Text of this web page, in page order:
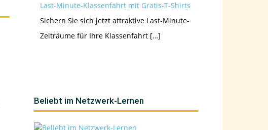
Last-Minute-Klassenfahrt mit Gratis-T-Shirts
Sichern Sie sich jetzt attraktive Last-Minute-
Zeiträume für Ihre Klassenfahrt […]
Beliebt im Netzwerk-Lernen